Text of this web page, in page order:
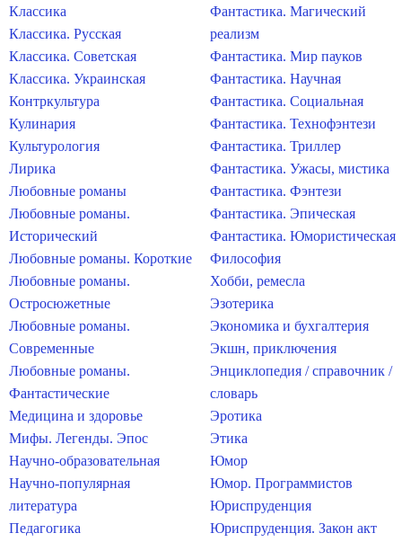
Классика
Классика. Русская
Классика. Советская
Классика. Украинская
Контркультура
Кулинария
Культурология
Лирика
Любовные романы
Любовные романы.
Исторический
Любовные романы. Короткие
Любовные романы.
Остросюжетные
Любовные романы.
Современные
Любовные романы.
Фантастические
Медицина и здоровье
Мифы. Легенды. Эпос
Научно-образовательная
Научно-популярная
литература
Педагогика
Фантастика. Магический
реализм
Фантастика. Мир пауков
Фантастика. Научная
Фантастика. Социальная
Фантастика. Технофэнтези
Фантастика. Триллер
Фантастика. Ужасы, мистика
Фантастика. Фэнтези
Фантастика. Эпическая
Фантастика. Юмористическая
Философия
Хобби, ремесла
Эзотерика
Экономика и бухгалтерия
Экшн, приключения
Энциклопедия / справочник /
словарь
Эротика
Этика
Юмор
Юмор. Программистов
Юриспруденция
Юриспруденция. Закон акт